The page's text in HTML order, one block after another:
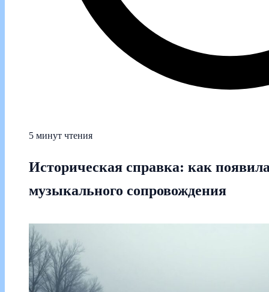
5 минут чтения
Историческая справка: как
музыкального сопровождения